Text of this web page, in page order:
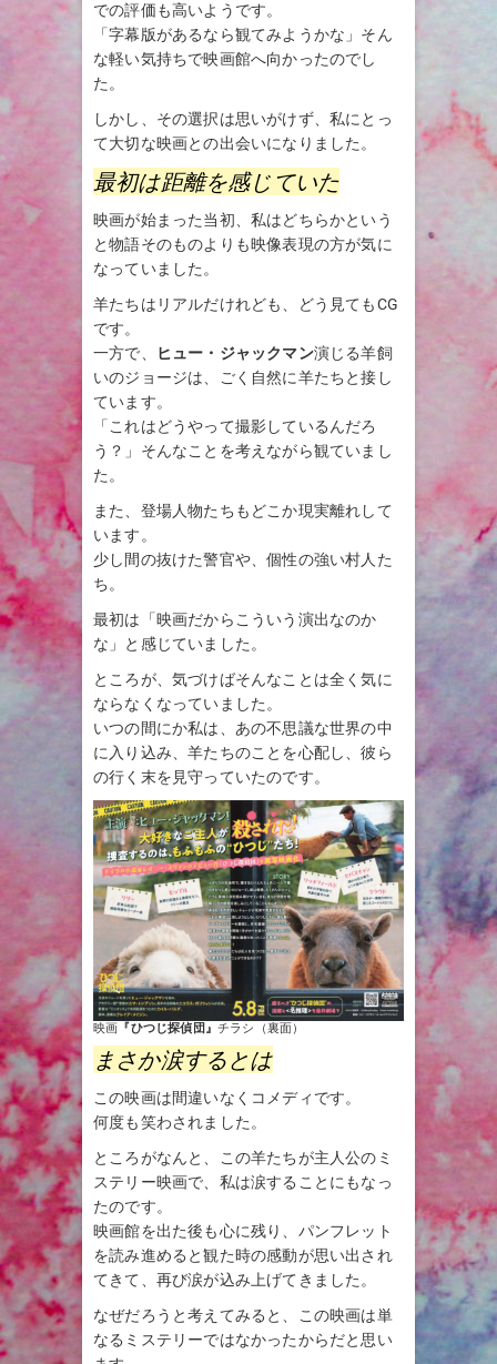
での評価も高いようです。
「字幕版があるなら観てみようかな」そん
な軽い気持ちで映画館へ向かったのでし
た。
しかし、その選択は思いがけず、私にとっ
て大切な映画との出会いになりました。
最初は距離を感じていた
映画が始まった当初、私はどちらかという
と物語そのものよりも映像表現の方が気に
なっていました。
羊たちはリアルだけれども、どう見てもCG
です。
一方で、
ヒュー・ジャックマン演じる羊飼
いのジョージは、ごく自然に羊たちと接し
ています。
「これはどうやって撮影しているんだろ
う？」そんなことを考えながら観ていまし
た。
また、登場人物たちもどこか現実離れして
います。
少し間の抜けた警官や、個性の強い村人た
ち。
最初は「映画だからこういう演出なのか
な」と感じていました。
ところが、気づけばそんなことは全く気に
ならなくなっていました。
いつの間にか私は、あの不思議な世界の中
に入り込み、羊たちのことを心配し、彼ら
の行く末を見守っていたのです。
映画 『ひつじ探偵団』チラシ（裏面）
まさか涙するとは
この映画は間違いなくコメディです。
何度も笑わされました。
ところがなんと、この羊たちが主人公のミ
ステリー映画で、私は涙することにもなっ
たのです。
映画館を出た後も心に残り、パンフレット
を読み進めると観た時の感動が思い出され
てきて、再び涙が込み上げてきました。
なぜだろうと考えてみると、この映画は単
なるミステリーではなかったからだと思い